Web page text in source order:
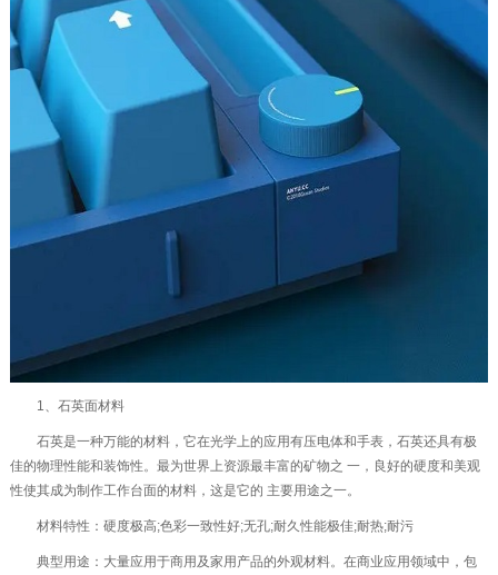
1、石英面材料
石英是一种万能的材料，它在光学上的应用有压电体和手表，石英还具有极
佳的物理性能和装饰性。最为世界上资源最丰富的矿物之 一，良好的硬度和美观
性使其成为制作工作台面的材料，这是它的 主要用途之一。
材料特性：硬度极高;色彩一致性好;无孔;耐久性能极佳;耐热;耐污
典型用途：大量应用于商用及家用产品的外观材料。在商业应用领域中，包